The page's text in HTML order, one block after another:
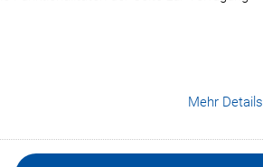
Mehr Details